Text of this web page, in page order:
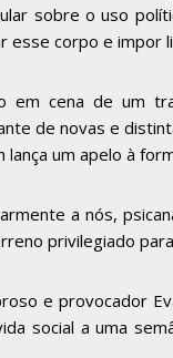
sobre o uso
corpo e impor
em cena de um
de novas e
um apelo à
a nós,
privilegiado
e provocador
social a uma